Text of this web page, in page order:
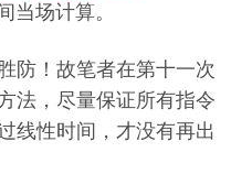
当场计算。
防！故笔者在第十一次
法，尽量保证所有指令
线性时间，才没有再出